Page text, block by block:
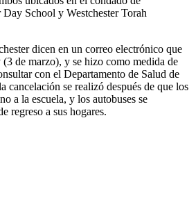
Day School y Westchester Torah
dicen en un correo electrónico que
(3 de marzo), y se hizo como medida de
con el Departamento de Salud de
cancelación se realizó después de que los
a la escuela, y los autobuses se
regreso a sus hogares.